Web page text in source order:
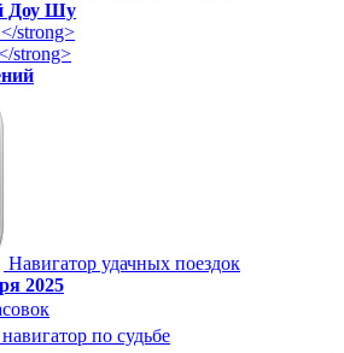
Доу Шу
Навигатор удачных поездок
2025